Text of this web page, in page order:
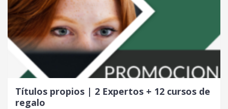
i
g
i
n
a
e
r
u
a
l
e
s
:
2
8
Títulos propios | 2 Expertos + 12 cursos de
regalo